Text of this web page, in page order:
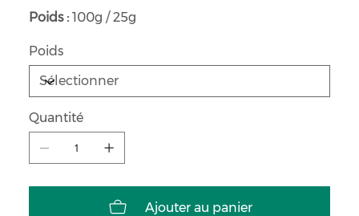
Poids : 100g / 25g
Poids
Quantité
Ajouter au panier